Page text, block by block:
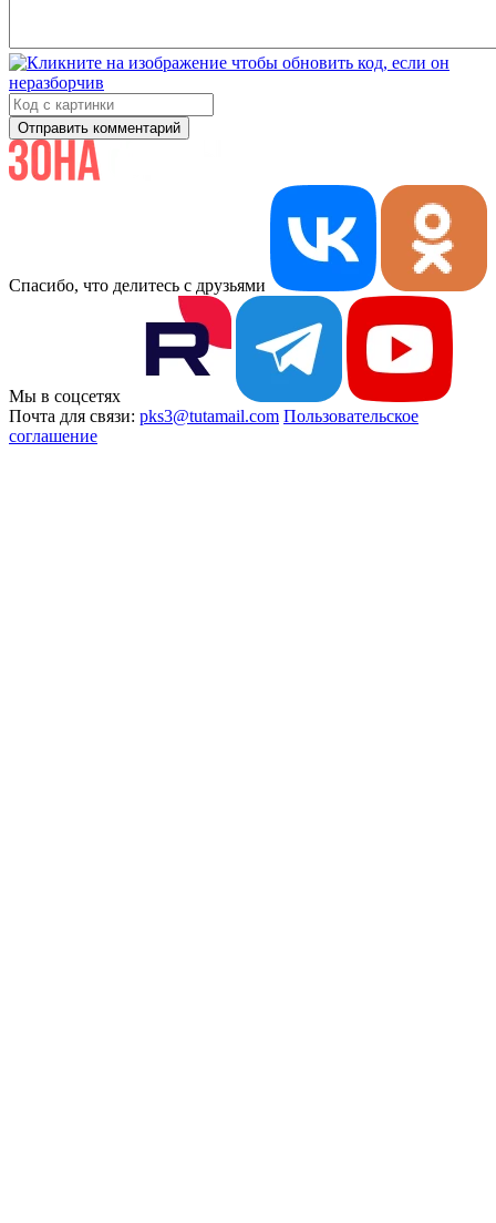
Отправить комментарий
Спасибо, что делитесь с друзьями
Мы в соцсетях
Почта для связи: pks3@tutamail.com Пользовательское
соглашение